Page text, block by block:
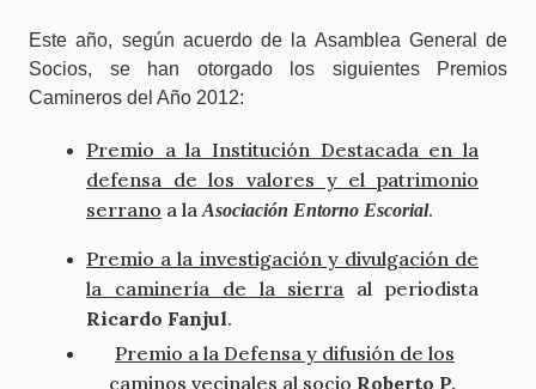
Este año, según acuerdo de la Asamblea General de
Socios, se han otorgado los siguientes Premios
Camineros del Año 2012:
Premio a la Institución Destacada en la
defensa de los valores y el patrimonio
serrano a la Asociación Entorno Escorial.
Premio a la investigación y divulgación de
la caminería de la sierra al periodista
Ricardo Fanjul.
Premio a la Defensa y difusión de los
caminos vecinales al socio Roberto P.